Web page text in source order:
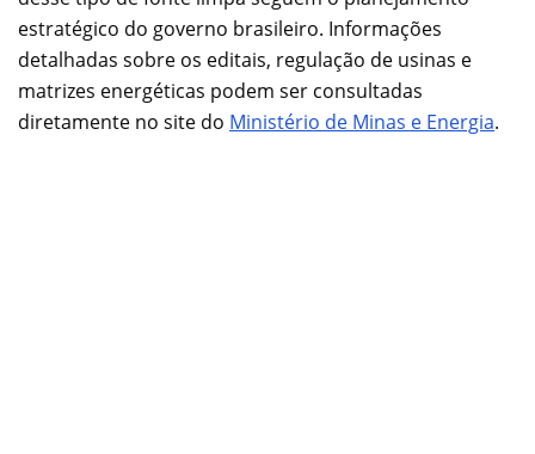
estratégico do governo brasileiro. Informações
detalhadas sobre os editais, regulação de usinas e
matrizes energéticas podem ser consultadas
diretamente no site do Ministério de Minas e Energia.